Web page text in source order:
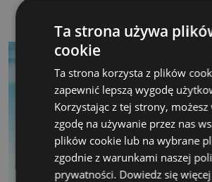
Ta strona używa
cookie
Ta strona korzysta z plików
zapewnić lepszą wygodę
Korzystając z tej strony, możesz
zgodę na używanie przez nas
plików cookie lub na wybrane
zgodnie z warunkami naszej
prywatności. Dowiedz się więcej